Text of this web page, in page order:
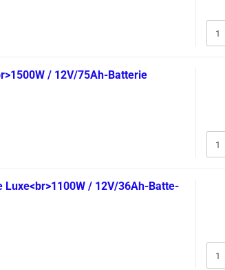
/ 12V/75Ah-​Bat­te­rie
Luxe<br>1100W / 12V/36Ah-​Bat­te­